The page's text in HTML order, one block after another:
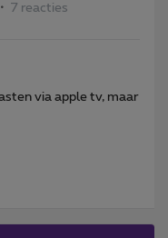
7 reacties
via apple tv, maar